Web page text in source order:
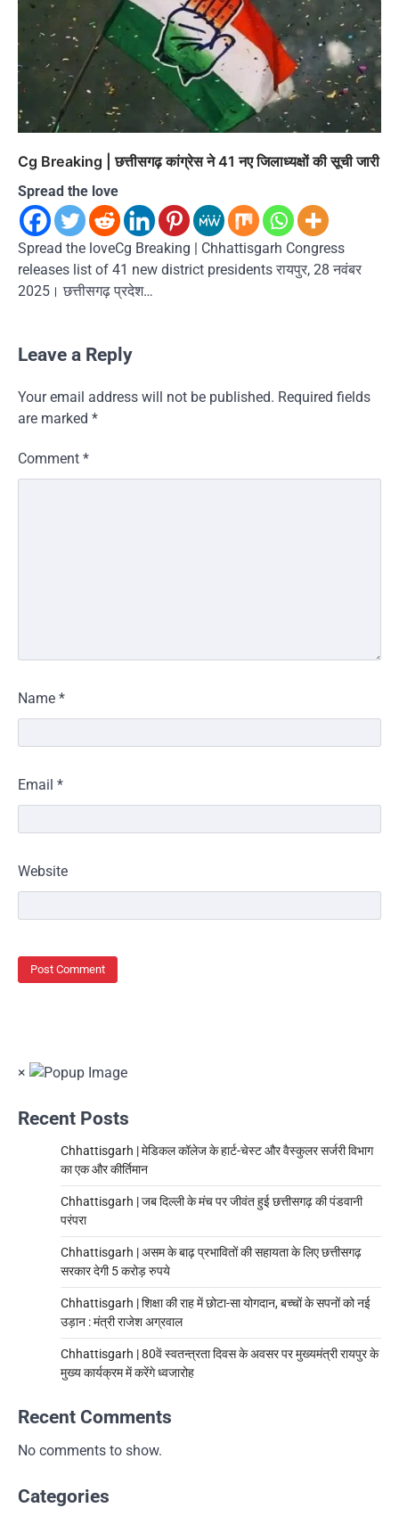
Cg Breaking | छत्तीसगढ़ कांग्रेस ने 41 नए जिलाध्यक्षों की सूची जारी
Spread the love
Spread the loveCg Breaking | Chhattisgarh Congress
releases list of 41 new district presidents रायपुर, 28 नवंबर
2025। छत्तीसगढ़ प्रदेश…
Leave a Reply
Your email address will not be published. Required fields
are marked *
Comment *
Name *
Email *
Website
×
Recent Posts
Chhattisgarh | ​मेडिकल कॉलेज के हार्ट-चेस्ट और वैस्कुलर सर्जरी विभाग
का एक और कीर्तिमान
Chhattisgarh | जब दिल्ली के मंच पर जीवंत हुई छत्तीसगढ़ की पंडवानी
परंपरा
Chhattisgarh | असम के बाढ़ प्रभावितों की सहायता के लिए छत्तीसगढ़
सरकार देगी 5 करोड़ रुपये
Chhattisgarh | शिक्षा की राह में छोटा-सा योगदान, बच्चों के सपनों को नई
उड़ान : मंत्री राजेश अग्रवाल
Chhattisgarh | 80वें स्वतन्त्रता दिवस के अवसर पर मुख्यमंत्री रायपुर के
मुख्य कार्यक्रम में करेंगे ध्वजारोह
Recent Comments
No comments to show.
Categories